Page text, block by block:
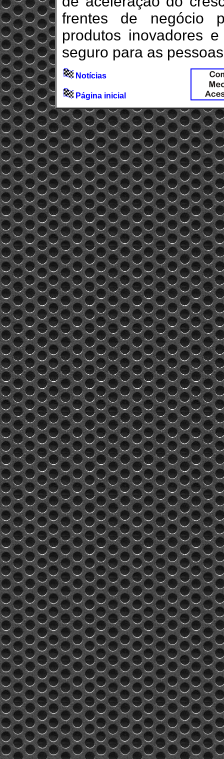
frentes de negócio
produtos inovadores
seguro para as
Notícias
Página inicial